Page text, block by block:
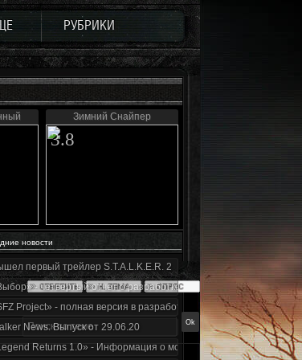
РУБРИКИ
Зимний Снайпер
3.8
новости
первый трейлер S.T.A.L.K.E.R. 2
- четвертый отчет о разработке!
Project» - полная версия в разработке!
News. Выпуск от 29.06.20
Returns 1.0» - Информация о моде за июнь 2020